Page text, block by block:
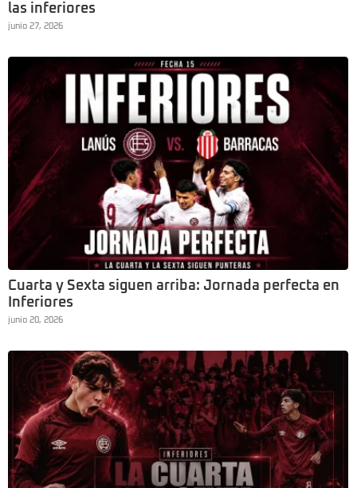
las inferiores
junio 27, 2026
Cuarta y Sexta siguen arriba: Jornada perfecta en
Inferiores
junio 20, 2026